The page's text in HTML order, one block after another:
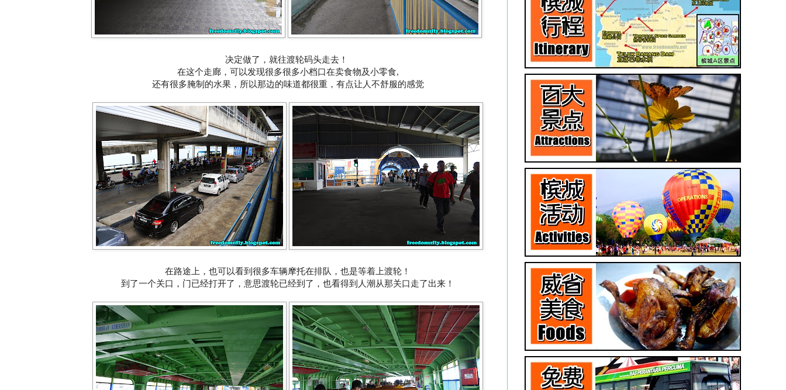
决定做了，就往渡轮码头走去！
在这个走廊，可以发现很多很多小档口在卖食物及小零食,
还有很多腌制的水果，所以那边的味道都很重，有点让人不舒服的感觉
在路途上，也可以看到很多车辆摩托在排队，也是等着上渡轮！
到了一个关口，门已经打开了，意思渡轮已经到了，也看得到人潮从那关口走了出来！